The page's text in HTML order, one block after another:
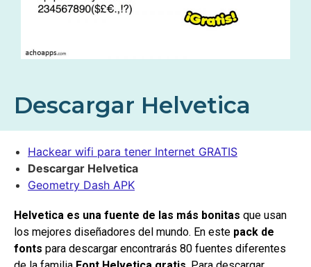
Descargar Helvetica
Hackear wifi para tener Internet GRATIS
Descargar Helvetica
Geometry Dash APK
Helvetica es una fuente de las más bonitas que usan
los mejores diseñadores del mundo. En este pack de
fonts para descargar encontrarás 80 fuentes diferentes